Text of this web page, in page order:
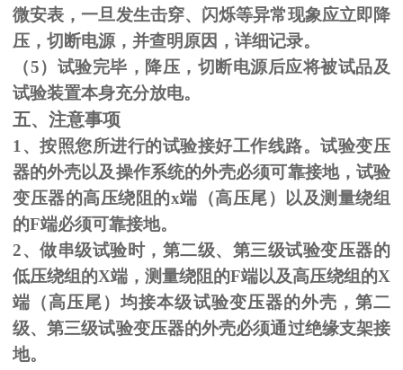
微安表，一旦发生击穿、闪烁等异常现象应立即降
压，切断电源，并查明原因，详细记录。
（5）试验完毕，降压，切断电源后应将被试品及
试验装置本身充分放电。
五、注意事项
1、按照您所进行的试验接好工作线路。试验变压
器的外壳以及操作系统的外壳必须可靠接地，试验
变压器的高压绕阻的x端（高压尾）以及测量绕组
的F端必须可靠接地。
2、做串级试验时，第二级、第三级试验变压器的
低压绕组的X端，测量绕阻的F端以及高压绕组的X
端（高压尾）均接本级试验变压器的外壳，第二
级、第三级试验变压器的外壳必须通过绝缘支架接
地。